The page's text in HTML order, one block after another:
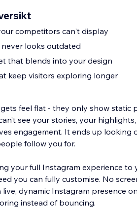
competitors can't display
looks outdated
that blends into your design
keep visitors exploring longer
feel flat - they only show static
see your stories, your
engagement. It ends up looking
follow you for.
your full Instagram experience to
you can fully customise. No
dynamic Instagram presence
instead of bouncing.